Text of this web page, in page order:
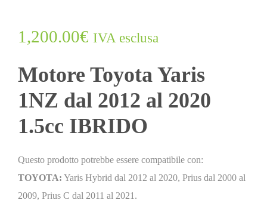
1,200.00€ IVA esclusa
Motore Toyota Yaris
1NZ dal 2012 al 2020
1.5cc IBRIDO
Questo prodotto potrebbe essere compatibile con:
TOYOTA: Yaris Hybrid dal 2012 al 2020, Prius dal 2000 al
2009, Prius C dal 2011 al 2021.